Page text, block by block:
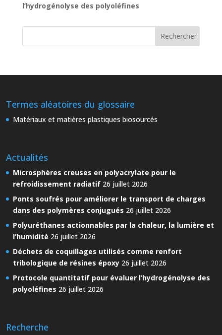
l’hydrogénolyse des polyoléfines
Termes aléatoires du glossaire
Matériaux et matières plastiques biosourcés
Actualités
Microsphères creuses en polyacrylate pour le
refroidissement radiatif 26 juillet 2026
Ponts soufrés pour améliorer le transport de charges
dans des polymères conjugués 26 juillet 2026
Polyuréthanes actionnables par la chaleur, la lumière et
l’humidité 26 juillet 2026
Déchets de coquillages utilisés comme renfort
tribologique de résines époxy 26 juillet 2026
Protocole quantitatif pour évaluer l’hydrogénolyse des
polyoléfines 26 juillet 2026
Recherche